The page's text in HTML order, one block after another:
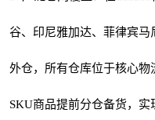
谷、印尼雅加达、菲律宾
外仓，所有仓库位于核心
SKU商品提前分仓备货，